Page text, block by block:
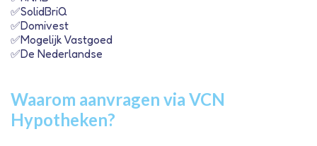
✅SolidBriQ
✅Domivest
✅Mogelijk Vastgoed
✅De Nederlandse
Waarom aanvragen via VCN
Hypotheken?